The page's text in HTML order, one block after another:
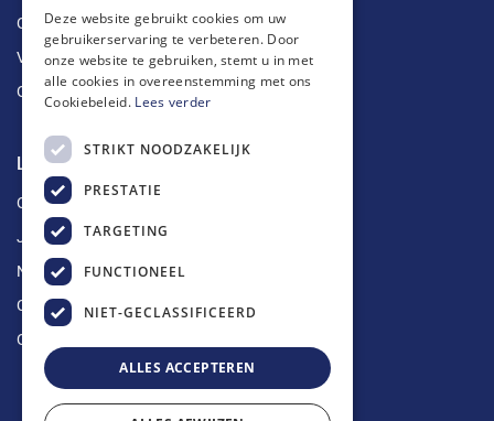
Ontstoppingen
Vetputten
Ontkalking
Longin Service
Over ons
Jobs
Nieuws
Contact
Offerte aanvragen
Deze website gebruikt cookies om uw
gebruikerservaring te verbeteren. Door
onze website te gebruiken, stemt u in met
alle cookies in overeenstemming met ons
Cookiebeleid. Lees verder
STRIKT NOODZAKELIJK
PRESTATIE
TARGETING
FUNCTIONEEL
NIET-GECLASSIFICEERD
ALLES ACCEPTEREN